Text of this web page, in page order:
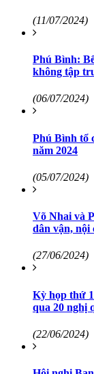
(11/07/2024)
Phú Bình:
không tập
(06/07/2024)
Phú Bình tổ
năm 2024
(05/07/2024)
Võ Nhai và
dân vận, nội
(27/06/2024)
Kỳ họp thứ
qua 20 nghị
(22/06/2024)